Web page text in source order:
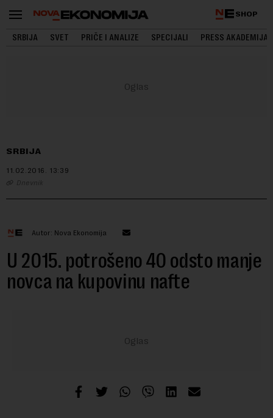
SHOP
SRBIJA SVET PRIČE I ANALIZE SPECIJALI PRESS AKADEMIJA
SRBIJA
11.02.2016. 13:39
Dnevnik
Autor: Nova Ekonomija
U 2015. potrošeno 40 odsto manje
novca na kupovinu nafte